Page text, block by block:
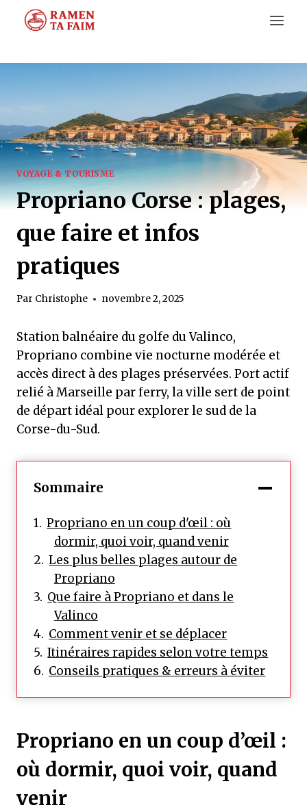
VOYAGE & TOURISME
Propriano Corse : plages,
que faire et infos
pratiques
Par Christophe novembre 2, 2025
Station balnéaire du golfe du Valinco,
Propriano combine vie nocturne modérée et
accès direct à des plages préservées. Port actif
relié à Marseille par ferry, la ville sert de point
de départ idéal pour explorer le sud de la
Corse-du-Sud.
Sommaire
Propriano en un coup d'œil : où
dormir, quoi voir, quand venir
Les plus belles plages autour de
Propriano
Que faire à Propriano et dans le
Valinco
Comment venir et se déplacer
Itinéraires rapides selon votre temps
Conseils pratiques & erreurs à éviter
Propriano en un coup d’œil :
où dormir, quoi voir, quand
venir